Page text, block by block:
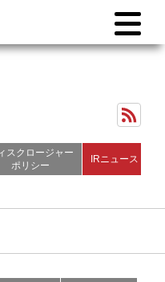
スクロージャー
ポリシー
IRニュース